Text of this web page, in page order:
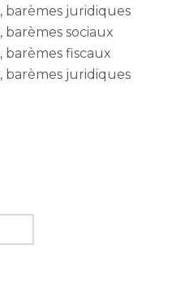
barèmes juridiques
barèmes sociaux
barèmes fiscaux
barèmes juridiques